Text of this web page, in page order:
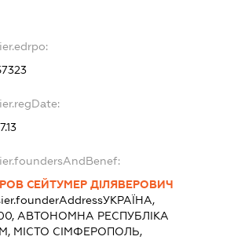
СЕЙТУМЕР ДІЛЯВЕРОВИЧ
УКРАЇНА,
АВТОНОМНА РЕСПУБЛІКА
МІСТО СІМФЕРОПОЛЬ,